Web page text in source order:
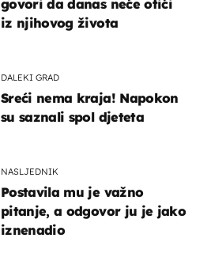
govori da danas neće otići
iz njihovog života
DALEKI GRAD
Sreći nema kraja! Napokon
su saznali spol djeteta
NASLJEDNIK
Postavila mu je važno
pitanje, a odgovor ju je jako
iznenadio